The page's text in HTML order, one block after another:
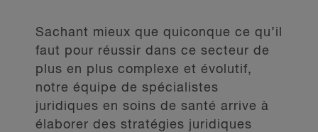
Sachant mieux que quiconque ce qu’il
faut pour réussir dans ce secteur de
plus en plus complexe et évolutif,
notre équipe de spécialistes
juridiques en soins de santé arrive à
élaborer des stratégies juridiques